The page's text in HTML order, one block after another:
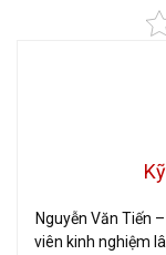
Nguyễn Văn Tiến
viên kinh nghiệm